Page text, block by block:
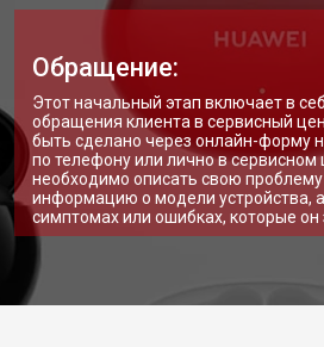
Обращение:
Этот начальный этап включает в
обращения клиента в сервисный
быть сделано через онлайн-форму
по телефону или лично в сервисном
необходимо описать свою
информацию о модели устройства,
симптомах или ошибках, которые он